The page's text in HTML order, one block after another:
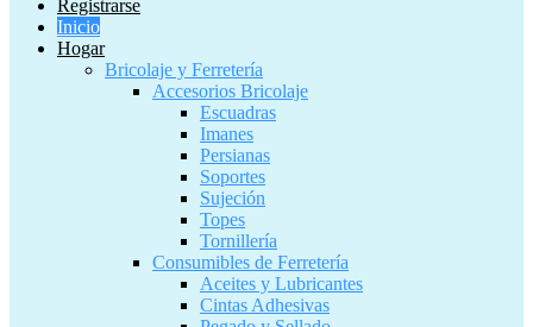
Registrarse
Inicio
Hogar
Bricolaje y Ferretería
Accesorios Bricolaje
Escuadras
Imanes
Persianas
Soportes
Sujeción
Topes
Tornillería
Consumibles de Ferretería
Aceites y Lubricantes
Cintas Adhesivas